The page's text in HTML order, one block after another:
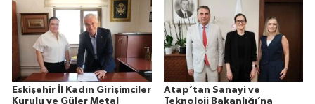
Eskişehir İl Kadın Girişimciler
Kurulu ve Güler Metal
Atap’tan Sanayi ve
Teknoloji Bakanlığı’na